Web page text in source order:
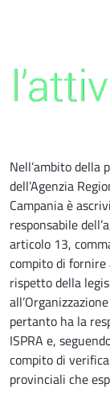
Nell’ambito della
dell’Agenzia
Campania è
responsabile
articolo 13,
compito di fornire
rispetto della
pertanto ha la
ISPRA e,
compito di
provinciali che